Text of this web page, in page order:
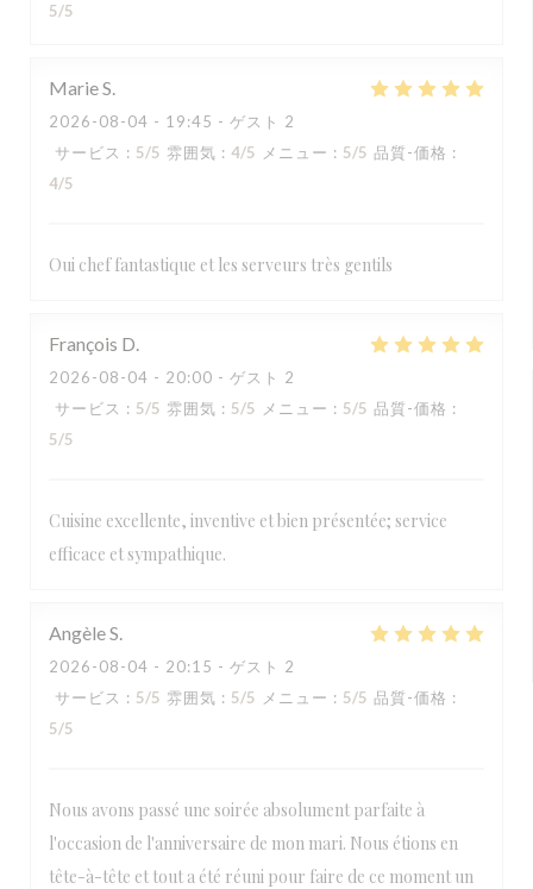
5/5
MarieS
2026-08-04 - 19:45 - ゲスト 2
サービス : 5/5 雰囲気 : 4/5 メニュー : 5/5 品質-価格 :
4/5
Oui chef fantastique et les serveurs très gentils
François D
2026-08-04 - 20:00 - ゲスト 2
サービス : 5/5 雰囲気 : 5/5 メニュー : 5/5 品質-価格 :
5/5
Cuisine excellente, inventive et bien présentée; service
efficace et sympathique.
AngèleS
2026-08-04 - 20:15 - ゲスト 2
サービス : 5/5 雰囲気 : 5/5 メニュー : 5/5 品質-価格 :
5/5
Nous avons passé une soirée absolument parfaite à
l'occasion de l'anniversaire de mon mari. Nous étions en
tête-à-tête et tout a été réuni pour faire de ce moment un